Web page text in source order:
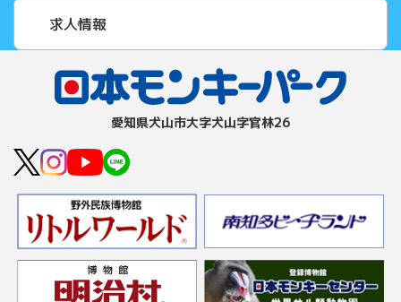
求人情報
愛知県⽝⼭市⼤字⽝⼭字官林26